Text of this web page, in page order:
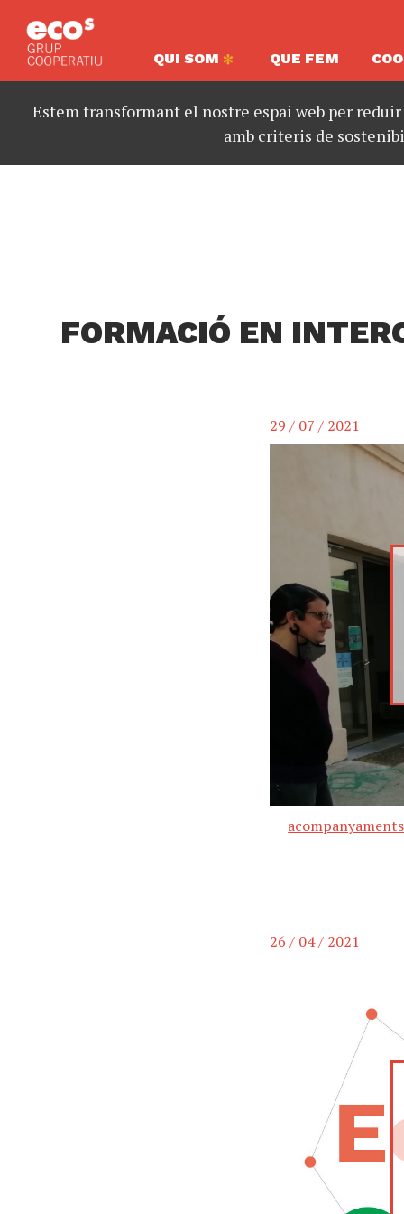
QUI SOM QUE FEM
Estem transformant el nostre espai web per
amb criteris de
FORMACIÓ EN
29 / 07 / 2021
acompanyaments
26 / 04 / 2021